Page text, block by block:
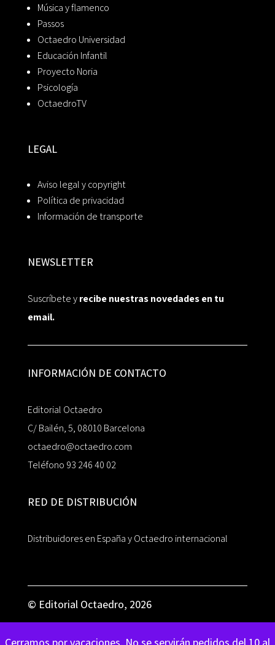
Música y flamenco
Passos
Octaedro Universidad
Educación Infantil
Proyecto Noria
Psicología
OctaedroTV
LEGAL
Aviso legal y copyright
Política de privacidad
Información de transporte
NEWSLETTER
Suscríbete yrecibe nuestras novedades en tu
email.
INFORMACIÓN DE CONTACTO
Editorial Octaedro
C/ Bailén, 5, 08010 Barcelona
octaedro@octaedro.com
Teléfono 93 246 40 02
RED DE DISTRIBUCIÓN
Distribuidores en España y Octaedro internacional
© Editorial Octaedro, 2026